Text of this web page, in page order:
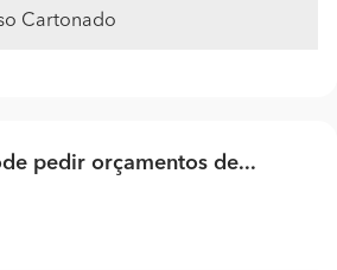
Cartonado
pedir orçamentos de...